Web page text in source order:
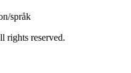
språk
rights reserved.